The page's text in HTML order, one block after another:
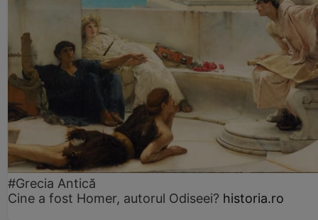
#Grecia Antică
Cine a fost Homer, autorul Odiseei? historia.ro